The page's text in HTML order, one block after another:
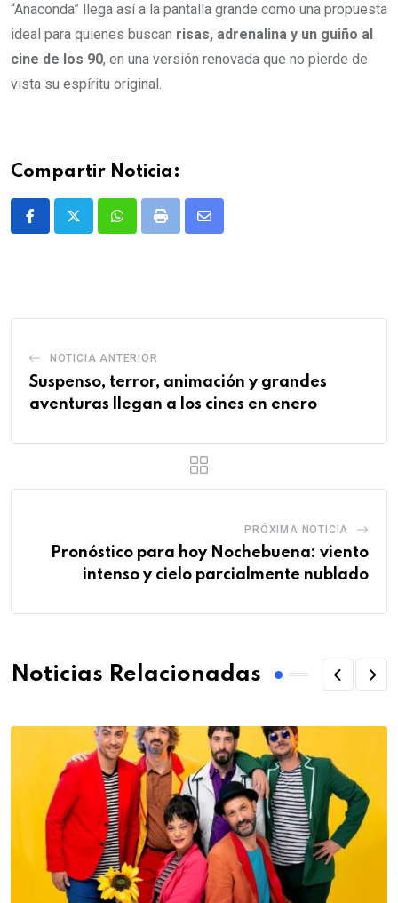
“Anaconda” llega así a la pantalla grande como una propuesta
ideal para quienes buscan risas, adrenalina y un guiño al
cine de los 90, en una versión renovada que no pierde de
vista su espíritu original.
Compartir Noticia:
WhatsappPrint
Share
NOTICIA ANTERIOR
Suspenso, terror, animación y grandes
aventuras llegan a los cines en enero
PRÓXIMA NOTICIA
Pronóstico para hoy Nochebuena: viento
intenso y cielo parcialmente nublado
Noticias Relacionadas